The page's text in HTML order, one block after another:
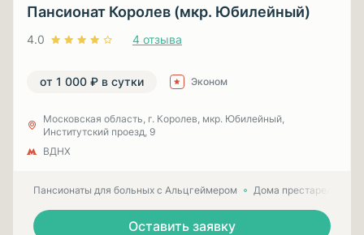
Пансионат Королев (мкр. Юбилейный)
4.0 4 отзыва
от 1 000 ₽ в сутки Эконом
Московская область, г. Королев, мкр. Юбилейный,
Институтский проезд, 9
ВДНХ
Пансионаты для больных с Альцгеймером Дома престарелых
Оставить заявку